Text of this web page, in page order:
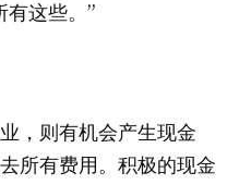
有这些。”
，则有机会产生现金
所有费用。积极的现金